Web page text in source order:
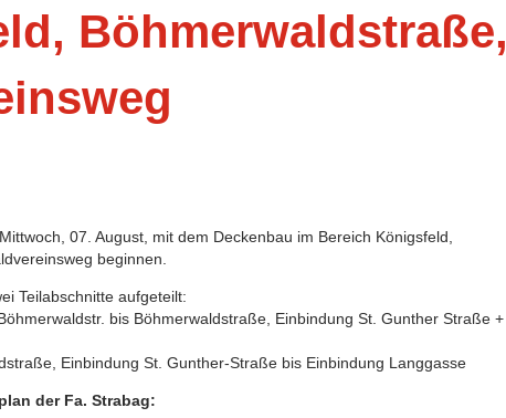
Böhmerwaldstraße,
07. August, mit dem Deckenbau im Bereich Königsfeld,
beginnen.
Teilabschnitte aufgeteilt:
bis Böhmerwaldstraße, Einbindung St. Gunther Straße +
Einbindung St. Gunther-Straße bis Einbindung Langgasse
der Fa. Strabag: